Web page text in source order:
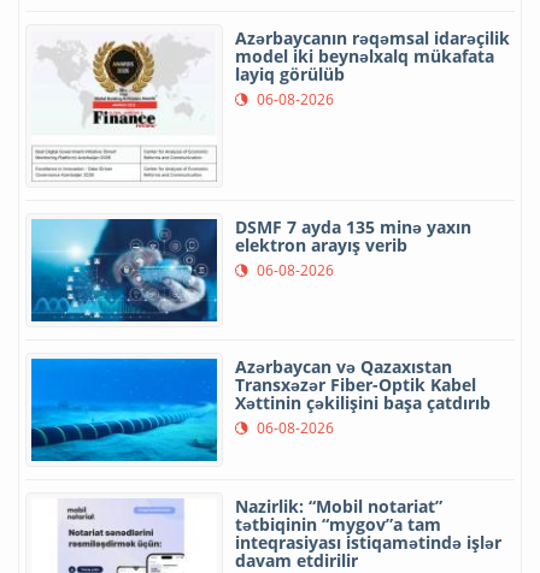
Azərbaycanın rəqəmsal idarəçilik
model iki beynəlxalq mükafata
layiq görülüb
06-08-2026
DSMF 7 ayda 135 minə yaxın
elektron arayış verib
06-08-2026
Azərbaycan və Qazaxıstan
Transxəzər Fiber-Optik Kabel
Xəttinin çəkilişini başa çatdırıb
06-08-2026
Nazirlik: “Mobil notariat”
tətbiqinin “mygov”a tam
inteqrasiyası istiqamətində işlər
davam etdirilir